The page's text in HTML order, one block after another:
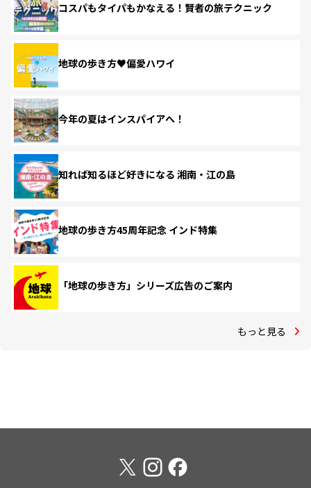
コスパもタイパもかなえる！賢者の旅テクニック
地球の歩き方♥偏愛ハワイ
今年の夏はインスパイアへ！
知れば知るほど好きになる 湘南・江の島
地球の歩き方45周年記念 インド特集
「地球の歩き方」シリーズ広告のご案内
もっと見る